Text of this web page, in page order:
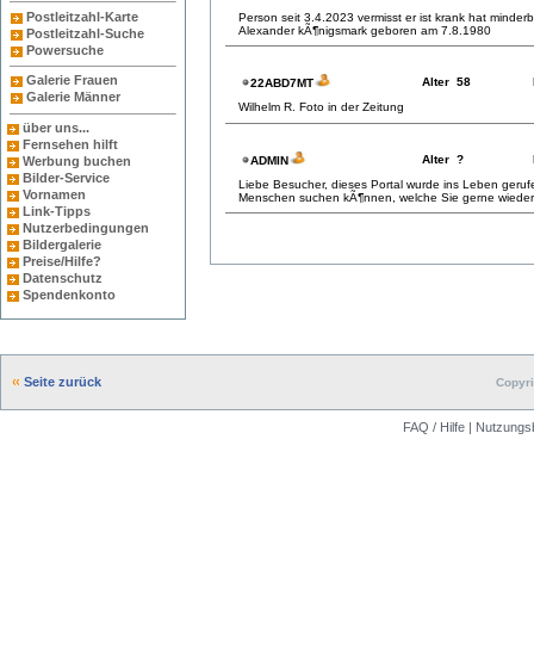
Postleitzahl-Karte
Postleitzahl-Suche
Powersuche
Galerie Frauen
Galerie Männer
über uns...
Fernsehen hilft
Werbung buchen
Bilder-Service
Vornamen
Link-Tipps
Nutzerbedingungen
Bildergalerie
Preise/Hilfe?
Datenschutz
Spendenkonto
Person seit 3.4.2023 vermisst er ist krank hat
Alexander kÃ¶nigsmark geboren am 7.8.1980
22ABD7MT Alter 58
Wilhelm R. Foto in der Zeitung
ADMIN Alter ?
Liebe Besucher, dieses Portal wurde ins Leben
Menschen suchen kÃ¶nnen, welche Sie gerne
Seite zurück
FAQ / Hilfe|